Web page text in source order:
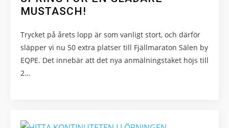
MUSTASCH!
Trycket på årets lopp är som vanligt stort, och därför
släpper vi nu 50 extra platser till Fjällmaraton Sälen by
EQPE. Det innebär att det nya anmälningstaket höjs till
2…